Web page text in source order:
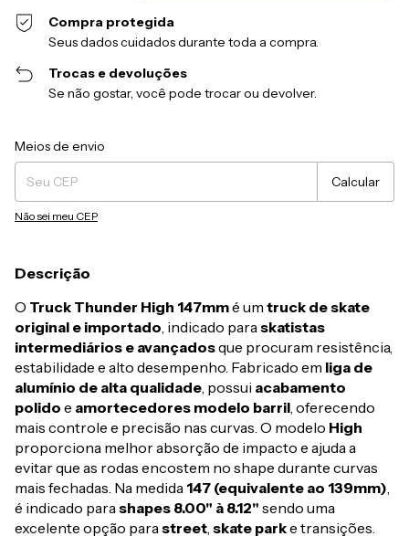
Compra protegida
Seus dados cuidados durante toda a compra.
Trocas e devoluções
Se não gostar, você pode trocar ou devolver.
Entregas para o CEP:
Meios de envio
Calcular
Não sei meu CEP
Descrição
O Truck Thunder High 147mmé um truck de skate
original e importado, indicado paraskatistas
intermediários e avançadosque procuram resistência,
estabilidade e alto desempenho. Fabricado em liga de
alumínio de alta qualidade, possui acabamento
polido e amortecedores modelo barril, oferecendo
mais controle e precisão nas curvas. O modelo High
proporciona melhor absorção de impacto e ajuda a
evitar que as rodas encostem no shape durante curvas
mais fechadas. Na medida 147 (equivalente ao 139mm),
é indicado parashapes 8.00" à 8.12" sendo uma
excelente opção parastreet, skate parke transições.